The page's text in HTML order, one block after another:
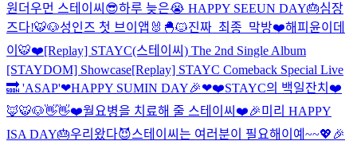
원더우먼 스테이씨😎하루 늦은😭 HAPPY SEEUN DAY🎂심장
즈다!🐯🐶성인즈 첫 브이앱🐰🐣🐱진짜_최종_막방❤️해피윤이데
이🐯❤️[Replay] STAYC(스테이씨) The 2nd Single Album
[STAYDOM] Showcase[Replay] STAYC Comeback Special Live
🔜 'ASAP'❤HAPPY SUMIN DAY🎉❤❤️STAYC의 백일잔치❤️
🦊🐯🐶👋👋❤️월요병을 치료해 줄 스테이씨❤️🎉미리 HAPPY
ISA DAY🎂우리왔다😈스테이씨는 여러분이 필요해이예~~💖 🎉